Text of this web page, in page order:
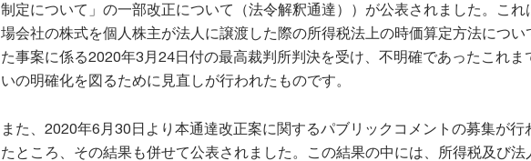
制定について」の一部改正について（法令解釈通達））が公表されました。これ
場会社の株式を個人株主が法人に譲渡した際の所得税法上の時価算定方法につい
た事案に係る2020年3月24日付の最高裁判所判決を受け、不明確であったこれま
いの明確化を図るために見直しが行われたものです。
また、2020年6月30日より本通達改正案に関するパブリックコメントの募集が行
たところ、その結果も併せて公表されました。この結果の中には、所得税及び法